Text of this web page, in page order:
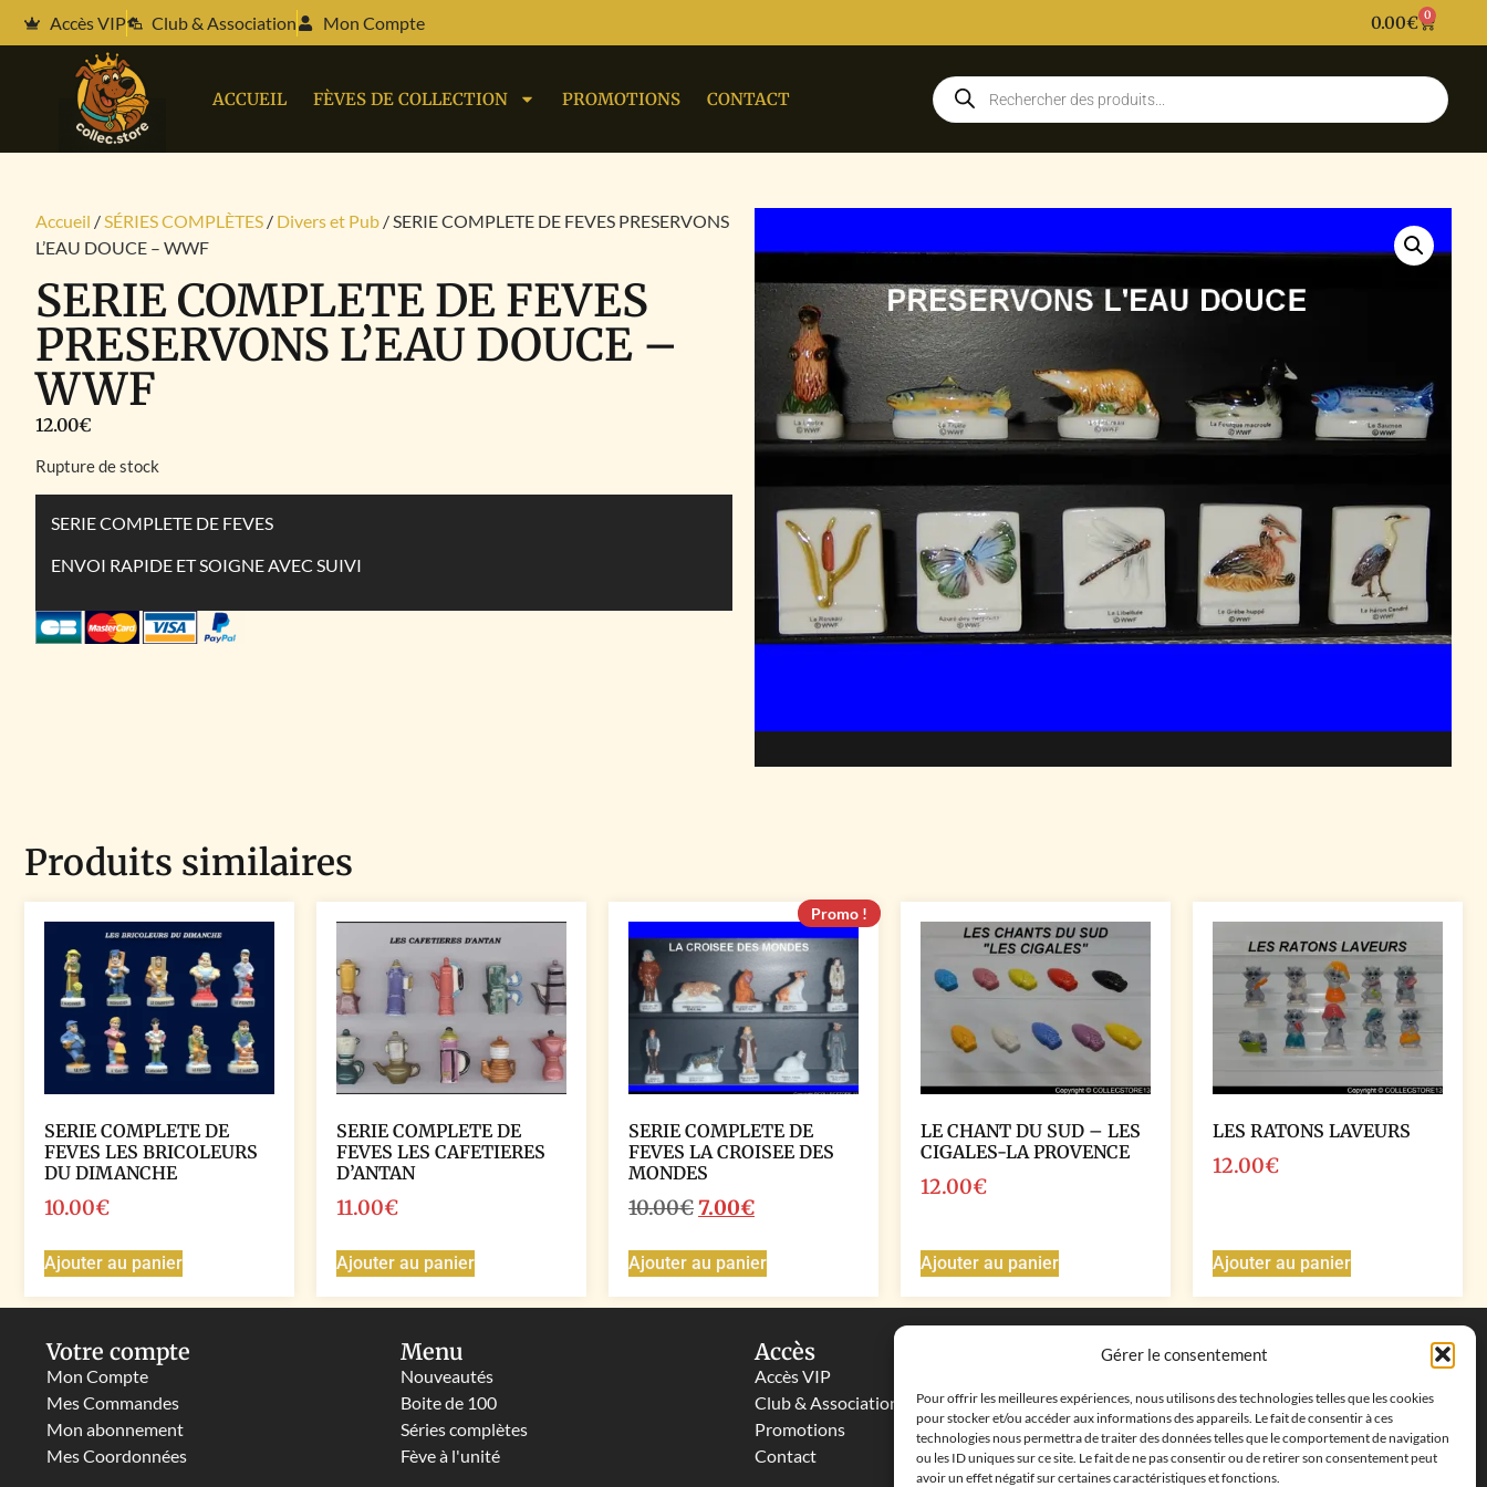
Gérer le consentement
Pour offrir les meilleures expériences, nous utilisons des technologies telles que les cookies
pour stocker et/ou accéder aux informations des appareils. Le fait de consentir à ces
technologies nous permettra de traiter des données telles que le comportement de navigation
ou les ID uniques sur ce site. Le fait de ne pas consentir ou de retirer son consentement peut
avoir un effet négatif sur certaines caractéristiques et fonctions.
Accès VIP Club & Association Mon Compte 0.00€ 0
ACCUEIL FÈVES DE COLLECTION PROMOTIONS CONTACT
Accueil /SÉRIES COMPLÈTES / Divers et Pub / SERIE COMPLETE DE FEVES PRESERVONS
L’EAU DOUCE – WWF
SERIE COMPLETE DE FEVES
PRESERVONS L’EAU DOUCE –
WWF
12.00€
Rupture de stock
SERIE COMPLETE DE FEVES
ENVOI RAPIDE ET SOIGNE AVEC SUIVI
Produits similaires
SERIE COMPLETE DE
FEVES LES BRICOLEURS
DU DIMANCHE
10.00€
Ajouter au panier
SERIE COMPLETE DE
FEVES LES CAFETIERES
D’ANTAN
11.00€
Ajouter au panier
Promo !
SERIE COMPLETE DE
FEVES LA CROISEE DES
MONDES
10.00€7.00€
Ajouter au panier
LE CHANT DU SUD – LES
CIGALES-LA PROVENCE
12.00€
Ajouter au panier
LES RATONS LAVEURS
12.00€
Ajouter au panier
Votre compte
Mon Compte
Mes Commandes
Mon abonnement
Mes Coordonnées
Menu
Nouveautés
Boite de 100
Séries complètes
Fève à l'unité
Accès
Accès VIP
Club & Associations
Promotions
Contact
Coordonnées
cléments, 13500 Martigues, France
Téléphone : ‭+33652313256‬
Email :feves.collecstore@gmail.com